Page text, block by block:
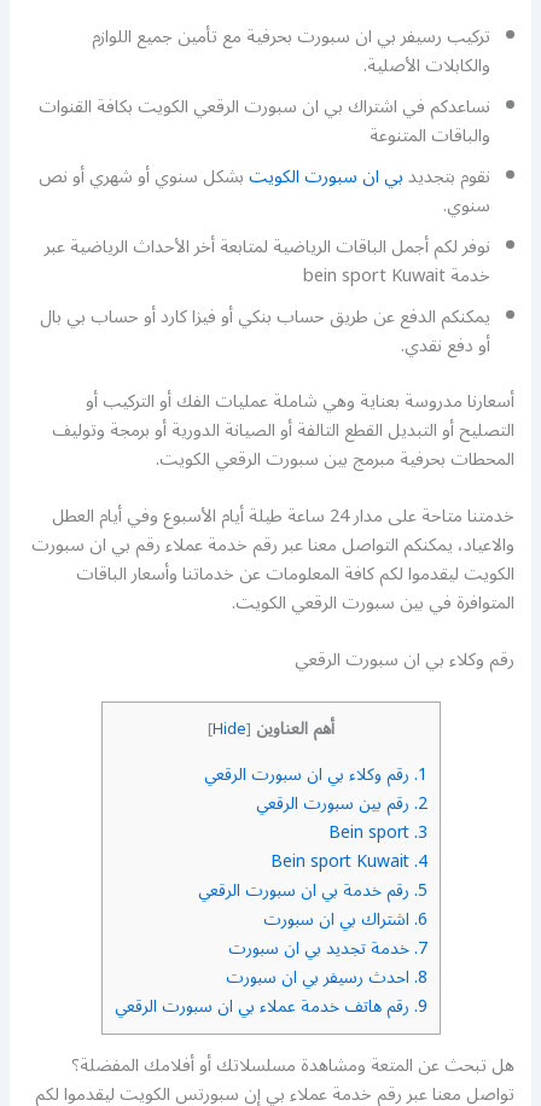
تركيب رسيفر بي ان سبورت بحرفية مع تأمين جميع اللوازم
والكابلات الأصلية.
نساعدكم في اشتراك بي ان سبورت الرقعي الكويت بكافة القنوات
والباقات المتنوعة
نقوم بتجديدبي ان سبورت الكويتبشكل سنوي أو شهري أو نص
سنوي.
نوفر لكم أجمل الباقات الرياضية لمتابعة أخر الأحداث الرياضية عبر
خدمة bein sport Kuwait
يمكنكم الدفع عن طريق حساب بنكي أو فيزا كارد أو حساب بي بال
أو دفع نقدي.
أسعارنا مدروسة بعناية وهي شاملة عمليات الفك أو التركيب أو
التصليح أو التبديل القطع التالفة أو الصيانة الدورية أو برمجة وتوليف
المحطات بحرفية مبرمج بين سبورت الرقعي الكويت.
خدمتنا متاحة على مدار 24 ساعة طيلة أيام الأسبوع وفي أيام العطل
والاعياد، يمكنكم التواصل معنا عبر رقم خدمة عملاء رقم بي ان سبورت
الكويت ليقدموا لكم كافة المعلومات عن خدماتنا وأسعار الباقات
المتوافرة في بين سبورت الرقعي الكويت.
رقم وكلاء بي ان سبورت الرقعي
أهم العناوين [
Hide
]
1. رقم وكلاء بي ان سبورت الرقعي
2. رقم بين سبورت الرقعي
3.
Bein sport
4.
Bein sport Kuwait
5. رقم خدمة بي ان سبورت الرقعي
6. اشتراك بي ان سبورت
7. خدمة تجديد بي ان سبورت
8. احدث رسيفر بي ان سبورت
9. رقم هاتف خدمة عملاء بي ان سبورت الرقعي
هل تبحث عن المتعة ومشاهدة مسلسلاتك أو أفلامك المفضلة؟
تواصل معنا عبر رقم خدمة عملاء بي إن سبورتس الكويت ليقدموا لكم